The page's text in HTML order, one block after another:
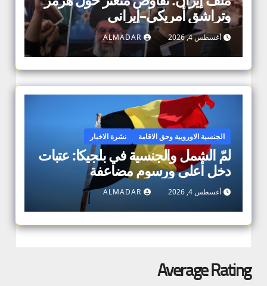
وتراشق أمريكي–إيراني
أغسطس 4, 2026 ALMADAR
الجنسية الاوروبية وحق الاقامة نشرة الاخبار
لمّ الشمل والجنسية في بلجيكا: عتبات
دخل أعلى ورسوم مضاعفة
أغسطس 4, 2026 ALMADAR
Average Rating